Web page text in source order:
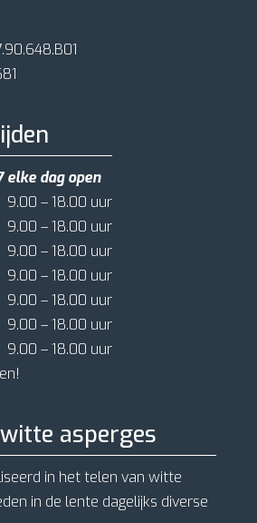
elke dag open
9.00 – 18.00 uur
9.00 – 18.00 uur
9.00 – 18.00 uur
9.00 – 18.00 uur
9.00 – 18.00 uur
9.00 – 18.00 uur
9.00 – 18.00 uur
asperges
in het telen van witte
in de lente dagelijks diverse